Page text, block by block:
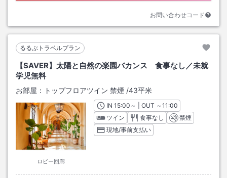
お問い合わせコード
るるぶトラベルプラン
【SAVER】太陽と自然の楽園バカンス 食事なし／未就
学児無料
お部屋： トップフロアツイン 禁煙 /43平米
ロビー回廊
INチェックイン
15:00 ～ | OUT チェックアウト
～11:00
ツイン
食事なし
禁煙
現地/事前支払い